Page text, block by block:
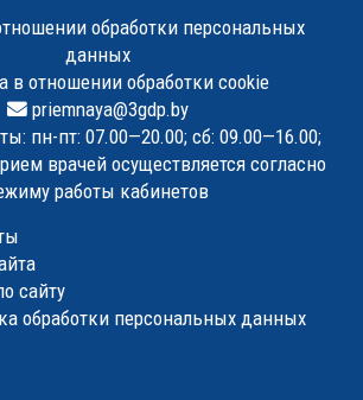
обработки персональных
данных
в отношении обработки cookie
priemnaya@3gdp.by
пн-пт: 07.00—20.00; сб: 09.00—16.00;
врачей осуществляется согласно
работы кабинетов
сайту
обработки персональных данных